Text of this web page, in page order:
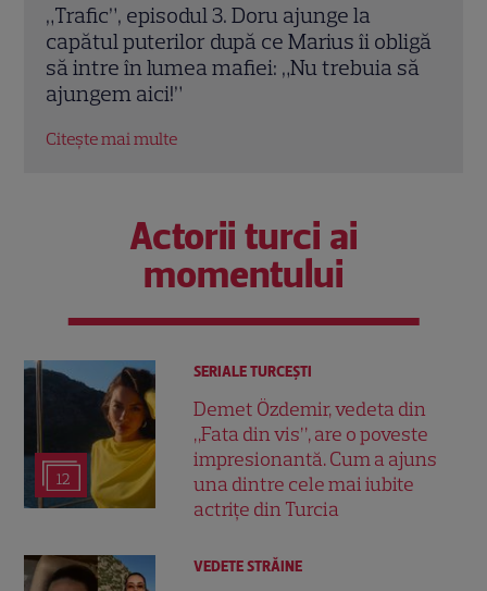
„Trafic”, episodul 3. Doru ajunge la
capătul puterilor după ce Marius îi obligă
să intre în lumea mafiei: „Nu trebuia să
ajungem aici!”
Citește mai multe
Actorii turci ai
momentului
12
SERIALE TURCEŞTI
Demet Özdemir, vedeta din
„Fata din vis”, are o poveste
impresionantă. Cum a ajuns
una dintre cele mai iubite
actrițe din Turcia
VEDETE STRĂINE